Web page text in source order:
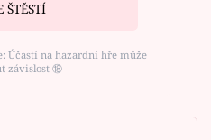
ŠTĚSTÍ
Účastí na hazardní hře může
závislost ⑱